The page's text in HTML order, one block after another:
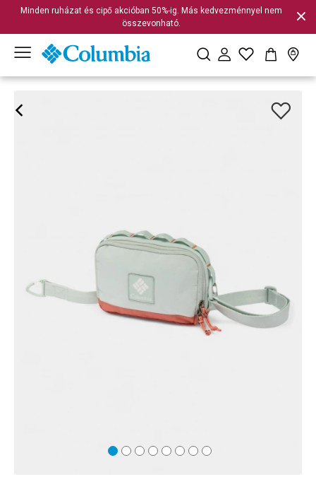
Minden ruházat és cipő akcióban 50%-ig. Más kedvezménnyel nem
összevonható.